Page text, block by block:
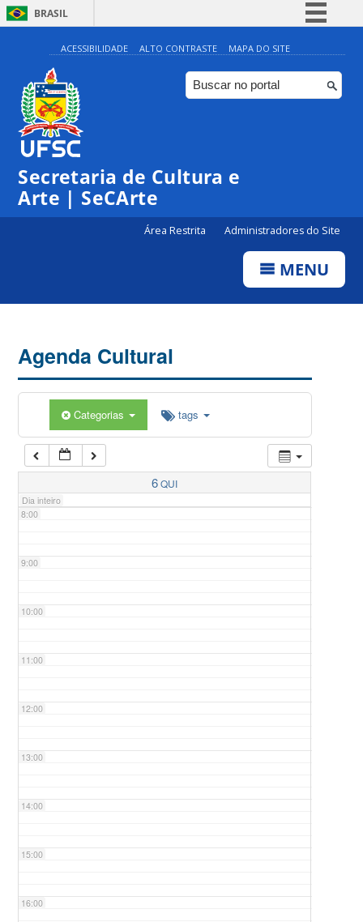
BRASIL
Simplifique!
Comunica BR
Participe
ACESSIBILIDADE ALTO CONTRASTE MAPA DO SITE
Secretaria de Cultura e
Arte | SeCArte
Área Restrita Administradores do Site
MENU
Agenda Cultural
Categorias tags
6QUI
Dia inteiro
0:00
1:00
5:00
7:00
8:00
9:00
10:00
11:00
12:00
13:00
14:00
15:00
16:00